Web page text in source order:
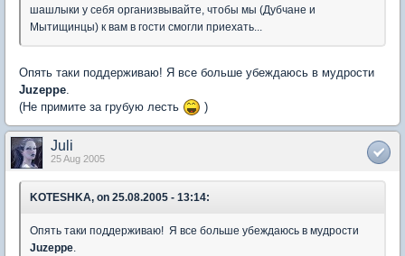
шашлыки у себя организвывайте, чтобы мы (Дубчане и
Мытищинцы) к вам в гости смогли приехать...
Опять таки поддерживаю! Я все больше убеждаюсь в мудрости
Juzeppe
(Не примите за грубую лесть
)
Juli
25 Aug 2005
KOTESHKA, on 25.08.2005 - 13:14:
Опять таки поддерживаю! Я все больше убеждаюсь в мудрости
Juzeppe.